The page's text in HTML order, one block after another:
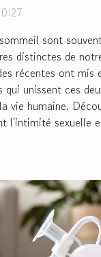
sont
distinctes de
récentes ont mis
qui unissent ces
vie humaine.
l'intimité sexuelle